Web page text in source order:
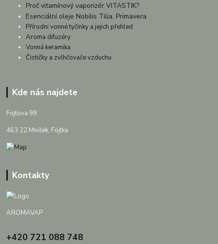
Proč vitamínový vaporizér VITASTIK?
Esenciální oleje Nobilis Tilia, Primavera
Přírodní vonné tyčinky a jejich přehled
Aroma difuzéry
Vonná keramika
Čističky a zvlhčovače vzduchu
Kde nás najdete
Fojtova 99
463 22 Mníšek, Fojtka
Kontakty
AROMAVAP
+420 721 088 748